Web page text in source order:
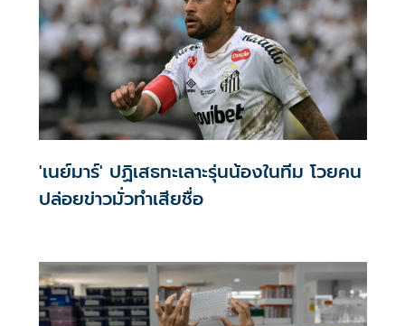
'เนย์มาร์' ปฏิเสธทะเลาะรุ่นน้องในทีม โวยคน
ปล่อยข่าวมั่วทำเสียชื่อ